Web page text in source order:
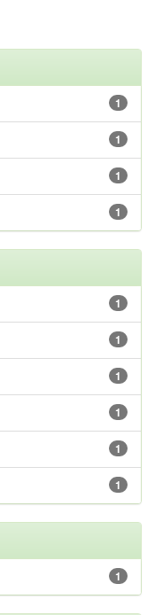
1
1
1
1
1
1
1
1
1
1
1